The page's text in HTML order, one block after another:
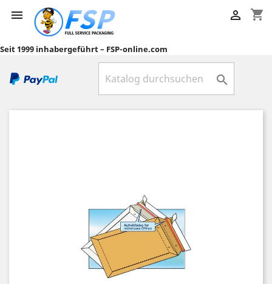
 shopping_cart

Seit 1999 inhabergeführt – FSP-online.com
